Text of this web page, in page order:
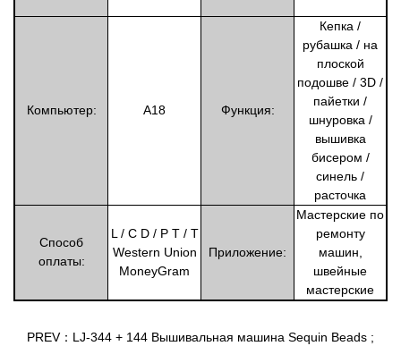
Компьютер: A18 Функция:
Кепка /
рубашка / на
плоской
подошве / 3D /
пайетки /
шнуровка /
вышивка
бисером /
синель /
расточка
Способ
оплаты:
L / C D / P T / T
Western Union
MoneyGram
Приложение:
Мастерские по
ремонту
машин,
швейные
мастерские
PREV：LJ-344 + 144 Вышивальная машина Sequin Beads ;